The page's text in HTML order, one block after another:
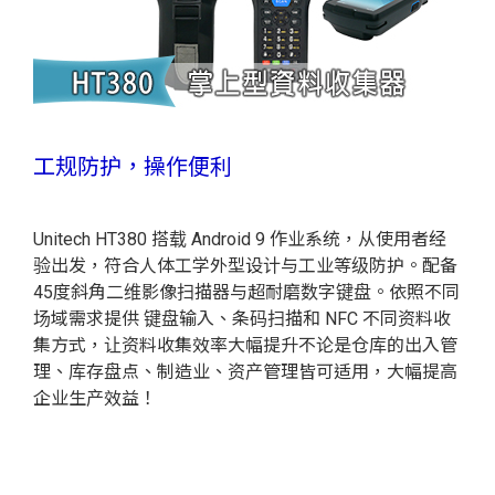
工规防护，操作便利
Unitech HT380 搭载 Android 9 作业系统，从使用者经
验出发，符合人体工学外型设计与工业等级防护。配备
45度斜角二维影像扫描器与超耐磨数字键盘。依照不同
场域需求提供 键盘输入、条码扫描和 NFC 不同资料收
集方式，让资料收集效率大幅提升不论是仓库的出入管
理、库存盘点、制造业、资产管理皆可适用，大幅提高
企业生产效益！